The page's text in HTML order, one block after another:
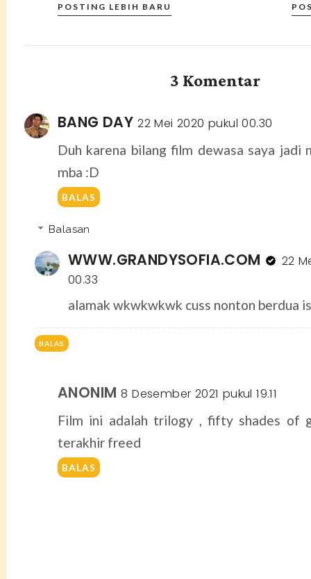
POSTING LEBIH BARU
3 Komentar
BANG DAY 22 Mei 2020 pukul 00.30
Duh karena bilang film dewasa saya jadi
mba :D
BALAS
Balasan
WWW.GRANDYSOFIA.COM
22
00.33
alamak wkwkwkwk cuss nonton berdua
BALAS
ANONIM 8 Desember 2021 pukul 19.11
Film ini adalah trilogy , fifty shades of
terakhir freed
BALAS